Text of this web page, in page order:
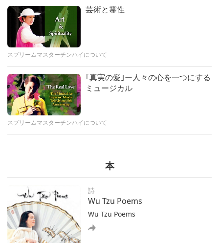
極大陸と その地下に ある地下基地も見ました すると テヘ
ラン という 言葉が現れ その場所に ついて教えられました
その下には地下トンネルが あり 地下世界へと 通じてい
るそうです 金や貴重な鉱物が 埋蔵されているそうです次
に銀色のスーツをまとい 金色の光に包まれた 存在が現れ
ました 彼はメルキゼデクという 名で自己紹介
4:45
見つけた 最高のツールです
米国のハドソンさんから 心の声を 受け取りました： 最も
愛されている 究極のマスターと スプリームマスターＴＶ
組 私は最近スプリームマスター ＴＶを再生する４０京の
スクリーンを放送する リンクを発見し 自宅や 出かける
先々で ２４時間 ３６５日使用し始めました それは私の人
生経験を 完全に変え 私の精神修養を高め 将来に対する不
安感を 全て取り除いてくれました このツールを使えば誰
もが 地球の癒しの担い手となり どこへ行っても マスター
の計り知れない 祝福を広める事ができます 私はエネルギ
ーに 非常に敏感で さまざまな場所や 出会った人々のエネ
高揚させ続ける 事ができます 私は世界から影響を受ける
の ではなく自分が関わる全ての 環境を積極的に浄化する
Sharing Urgent Message from
さて ジョナスからの 心の声です：究極のマスターチン
ージを 伝えたいと思います 木々や自然と交信できる 友人
の助けを借りて 家族でガーデニングを している時に この
地域の自然界の存在たち からこのメッセージを 受け取り
ました 自然界の存在たちは 自然の一部であり 樹木や 植
物の世話をしています 残念ながら 彼らは ほとんどの人
には見えません「貴方たちは私たちの最後の 希望であ
り より多くの愛と 光を持つ愛情深い人々です もっと自
3:31
The Immense Power of Master
Was Also on Full Display in the
Vision of the Person Not
Initiated Yet
さてオウラック(ベトナム)の ヒエン・トクさんからの 心
芸術と霊性
スプリームマスターチンハイについて
｢真実の愛｣ー人々の心を一つにする
ミュージカル
スプリームマスターチンハイについて
本
詩
Wu Tzu Poems
Wu Tzu Poems